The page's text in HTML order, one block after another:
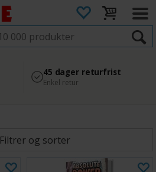
Sikker betaling
med Svea
45 dager returfrist
Enkel retur
Filtrer og sorter